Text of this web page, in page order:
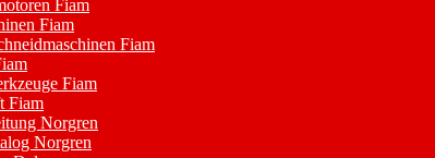
Fiam
Fiam
Fiam
Fiam
Fiam
Norgren
Norgren